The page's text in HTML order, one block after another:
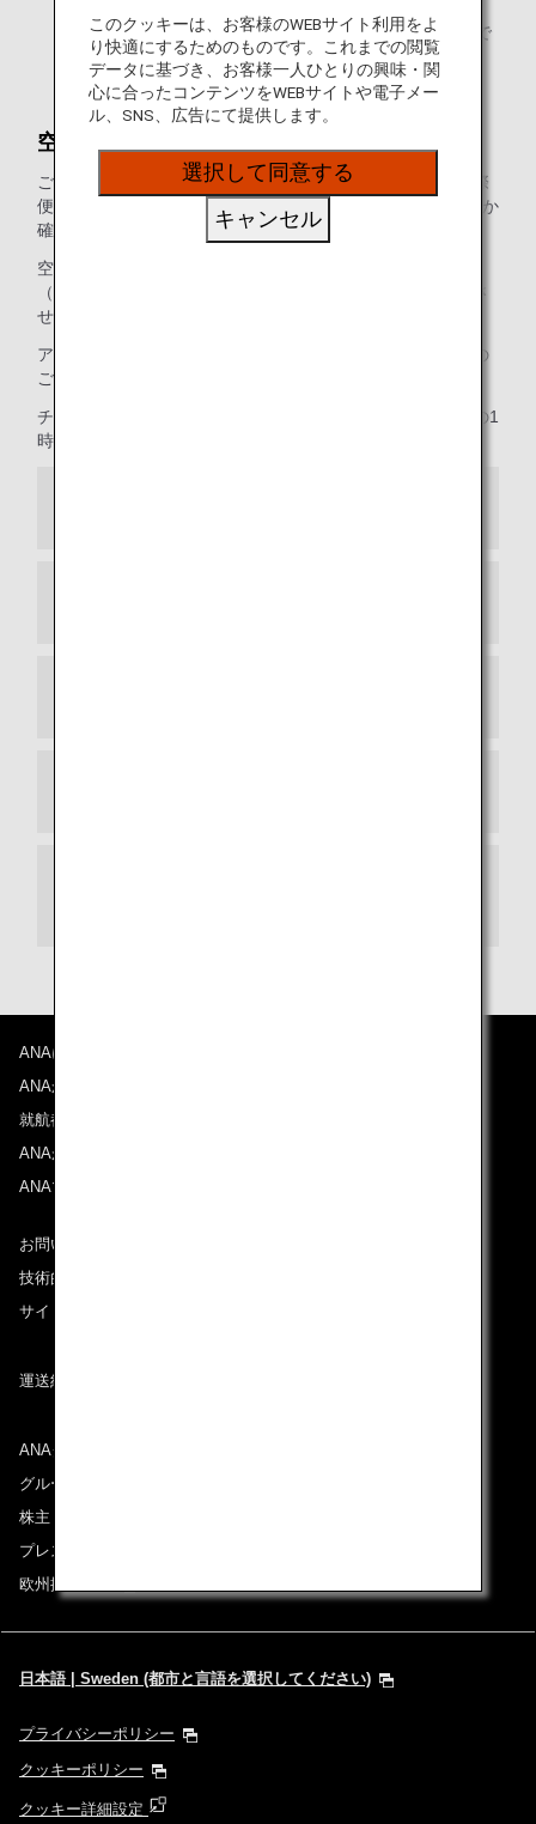
ご出発時刻とは、飛行機が搭乗口から動き出す時刻で
す。
空港カウンターでのチェックイン方法
ご搭乗に必要な書類（パスポート、ビザなど）、および国際
便航空券またはeチケットお客様控のすべてをお持ちかどうか
確認ください。
空港カウンターにお越しになると、ANAの空港係員が旅券
（パスポート）、査証（ビザ）、その他の必要書類を確認さ
せていただき、印刷されたご搭乗券を発行します。
アップグレードやお座席の変更のお申し込み、またその他の
ご搭乗前手続きも承ります。
チェックインと他のご搭乗手続きは、ご搭乗便の出発時刻の1
時間以上前にお済ませください。
ANAについて
ANAからのお知らせ
就航都市
ANAがお約束する体験
ANAマイレージクラブ
お問い合わせ
技術的なお問い合わせ（推奨環境）
サイトマップ
運送約款
ANAグループについて
グループ企業一覧
株主・投資家情報
プレスリリース
欧州採用情報
日本語 | Sweden (都市と言語を選択してください)
プライバシーポリシー
クッキーポリシー
クッキー詳細設定
このクッキーは、お客様のWEBサイト利用をよ
り快適にするためのものです。これまでの閲覧
データに基づき、お客様一人ひとりの興味・関
心に合ったコンテンツをWEBサイトや電子メー
ル、SNS、広告にて提供します。
選択して同意する
キャンセル